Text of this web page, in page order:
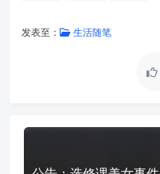
发表至： 生活随笔